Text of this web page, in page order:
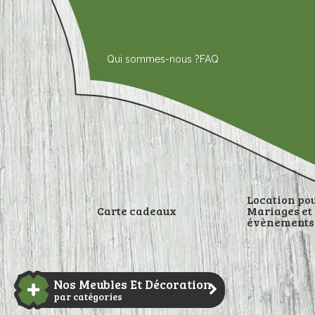
Aller
contenu
Qui sommes-nous ?FAQ
Carte cadeaux
Location
Mariages et
évènements
Nos Meubles Et Décoration
par catégories